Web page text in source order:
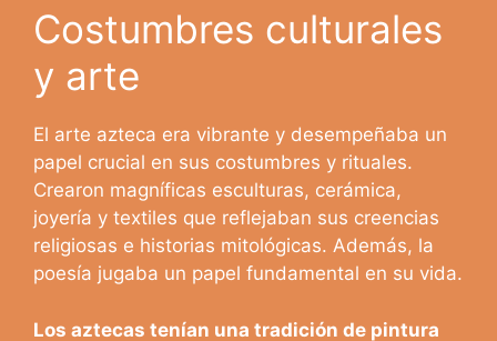
Costumbres culturales
y arte
El arte azteca era vibrante y desempeñaba un
papel crucial en sus costumbres y rituales.
Crearon magníficas esculturas, cerámica,
joyería y textiles que reflejaban sus creencias
religiosas e historias mitológicas. Además, la
poesía jugaba un papel fundamental en su vida.
Los aztecas tenían una tradición de pintura